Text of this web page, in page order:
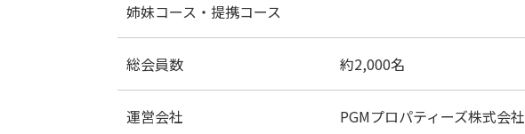
姉妹コース・提携コース
総会員数 約2,000名
運営会社 PGMプロパティーズ株式会社